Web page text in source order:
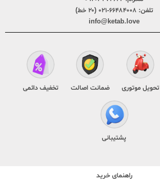
تلفن: ۶۶۴۸۴۰۰۸-۰۲۱ (۲۰ خط)
info@ketab.love
تحویل موتوری ضمانت اصالت تخفیف دائمی
پشتیبانی
راهنمای خرید